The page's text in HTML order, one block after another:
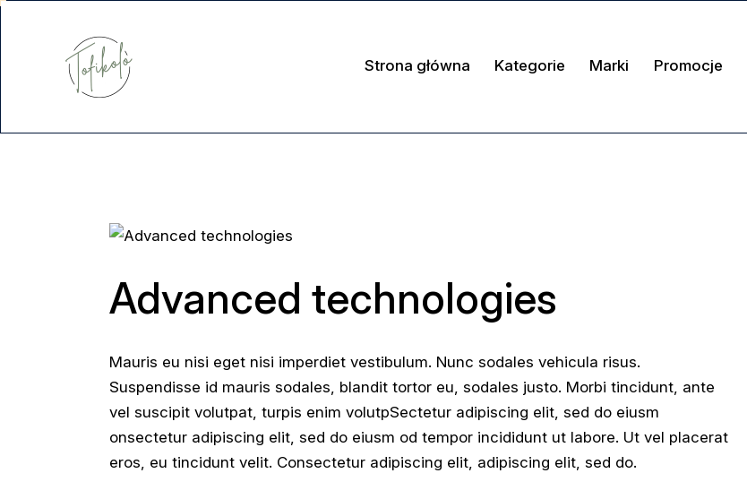
Strona główna Kategorie Marki Promocje
Advanced technologies
Mauris eu nisi eget nisi imperdiet vestibulum. Nunc sodales vehicula risus.
Suspendisse id mauris sodales, blandit tortor eu, sodales justo. Morbi tincidunt, ante
vel suscipit volutpat, turpis enim volutpSectetur adipiscing elit, sed do eiusm
onsectetur adipiscing elit, sed do eiusm od tempor incididunt ut labore. Ut vel placerat
eros, eu tincidunt velit. Consectetur adipiscing elit, adipiscing elit, sed do.